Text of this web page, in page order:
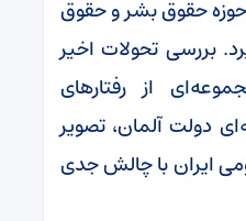
حوزه حقوق بشر و حقوق
بررسی تحولات اخیر
از رفتارهای
دولت آلمان، تصویر
ایران با چالش جدی